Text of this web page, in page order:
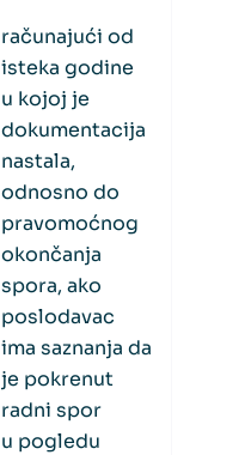
računajući od
isteka godine
u kojoj je
dokumentacija
nastala,
odnosno do
pravomoćnog
okončanja
spora, ako
poslodavac
ima saznanja da
je pokrenut
radni spor
u pogledu